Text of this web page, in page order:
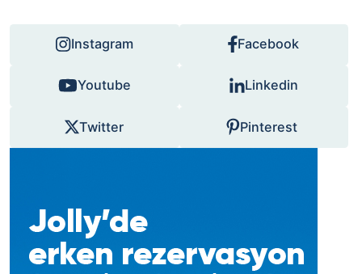
Instagram Facebook
Youtube Linkedin
Twitter Pinterest